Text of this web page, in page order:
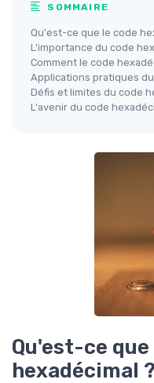
SOMMAIRE
Qu'est-ce que le code
L'importance du code
Comment le code
Applications pratiques
Défis et limites du code
L'avenir du code
Qu'est-ce que
hexadécimal ?